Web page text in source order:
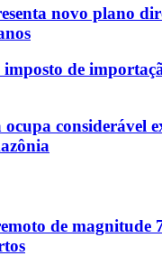
novo plano
de
considerável
de magnitude